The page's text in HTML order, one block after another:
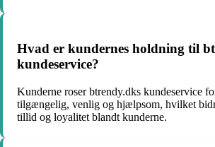
Hvad er kundernes holdning til
kundeservice?
Kunderne roser btrendy.dks kundeservice
tilgængelig, venlig og hjælpsom, hvilket
tillid og loyalitet blandt kunderne.